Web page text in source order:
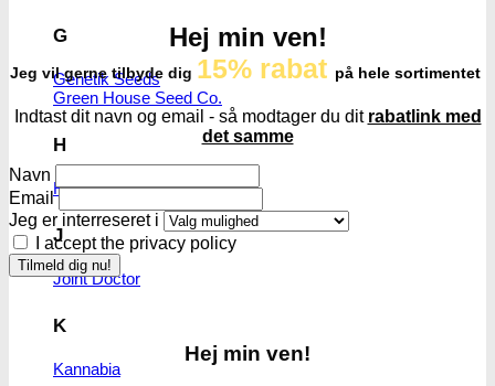
G
Genetik Seeds
Green House Seed Co.
H
Humboldt Seeds
J
Joint Doctor
K
Kannabia
Hej min ven!
Jeg vil gerne tilbyde dig 15% rabat på hele sortimentet
Indtast dit navn og email - så modtager du dit rabatlink med
det samme
Navn
Email
Jeg er interreseret i
I accept the privacy policy
Hej min ven!